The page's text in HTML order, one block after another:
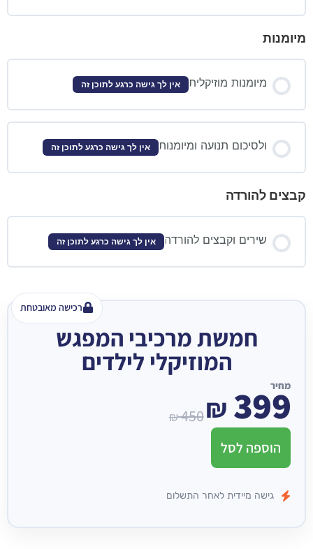
מיומנות
מיומנות מוזיקלית אין לך גישה כרגע לתוכן זה
ולסיכום תנועה ומיומנות אין לך גישה כרגע לתוכן זה
קבצים להורדה
שירים וקבצים להורדה אין לך גישה כרגע לתוכן זה
רכישה מאובטחת
חמשת מרכיבי המפגש
המוזיקלי לילדים
מחיר
₪450₪ 399
הוספה לסל
גישה מיידית לאחר התשלום